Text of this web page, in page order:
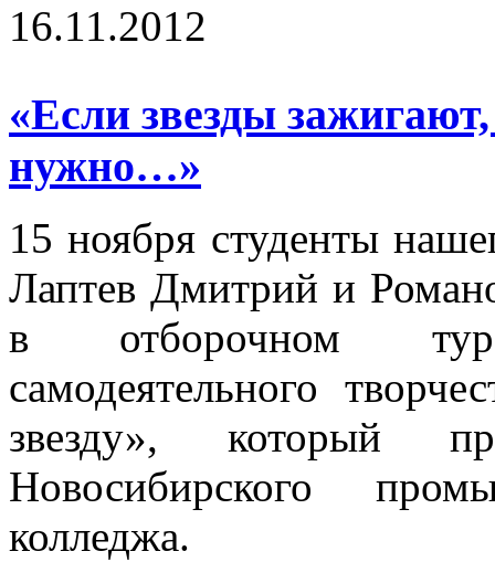
16.11.2012
«Если звезды
нужно…»
15 ноября студенты
Лаптев Дмитрий и
в отборочном
самодеятельного
звезду», который
Новосибирского
колледжа.